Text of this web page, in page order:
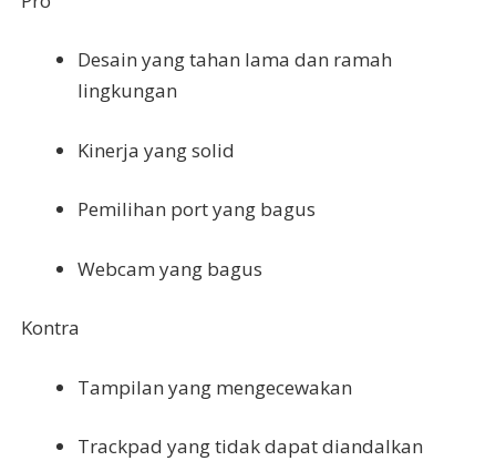
Desain yang tahan lama dan ramah
lingkungan
Kinerja yang solid
Pemilihan port yang bagus
Webcam yang bagus
Kontra
Tampilan yang mengecewakan
Trackpad yang tidak dapat diandalkan